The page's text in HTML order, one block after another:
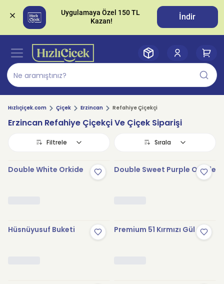
Uygulamaya Özel 150 TL
İndir
Hızlıçiçek.com Çiçek Erzincan Refahiye Çiçekçi
Erzincan Refahiye Çiçekçi Ve Çiçek Siparişi
Filtrele Sırala
Double White Orkide Double Sweet Purple Orkide
Hüsnüyusuf Buketi Premium 51 Kırmızı Gül